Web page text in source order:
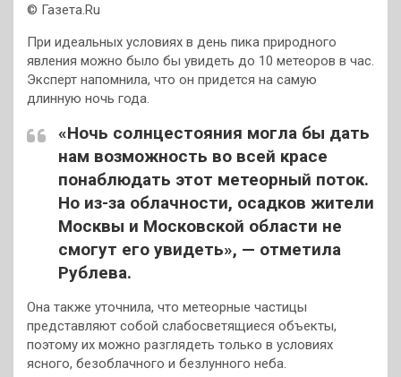
© Газета.Ru
При идеальных условиях в день пика природного
явления можно было бы увидеть до 10 метеоров в час.
Эксперт напомнила, что он придется на самую
длинную ночь года.
«Ночь солнцестояния могла бы дать
нам возможность во всей красе
понаблюдать этот метеорный поток.
Но из-за облачности, осадков жители
Москвы и Московской области не
смогут его увидеть», — отметила
Рублева.
Она также уточнила, что метеорные частицы
представляют собой слабосветящиеся объекты,
поэтому их можно разглядеть только в условиях
ясного, безоблачного и безлунного неба.